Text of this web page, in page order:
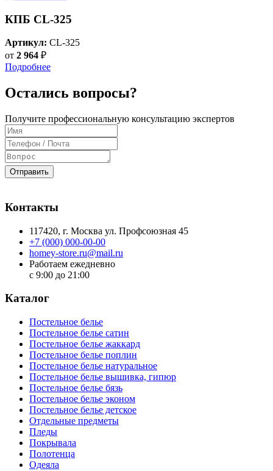
КПБ CL-325
Артикул: CL-325
от 2 964 ₽
Подробнее
Остались вопросы?
Получите профессиональную консультацию экспертов
Отправить
Контакты
117420, г. Москва ул. Профсоюзная 45
+7 (000) 000-00-00
homey-store.ru@mail.ru
Работаем ежедневно
с 9:00 до 21:00
Каталог
Постельное белье
Постельное белье сатин
Постельное белье жаккард
Постельное белье поплин
Постельное белье натуральное
Постельное белье вышивка, гипюр
Постельное белье бязь
Постельное белье эконом
Постельное белье детское
Отдельные предметы
Пледы
Покрывала
Полотенца
Одеяла